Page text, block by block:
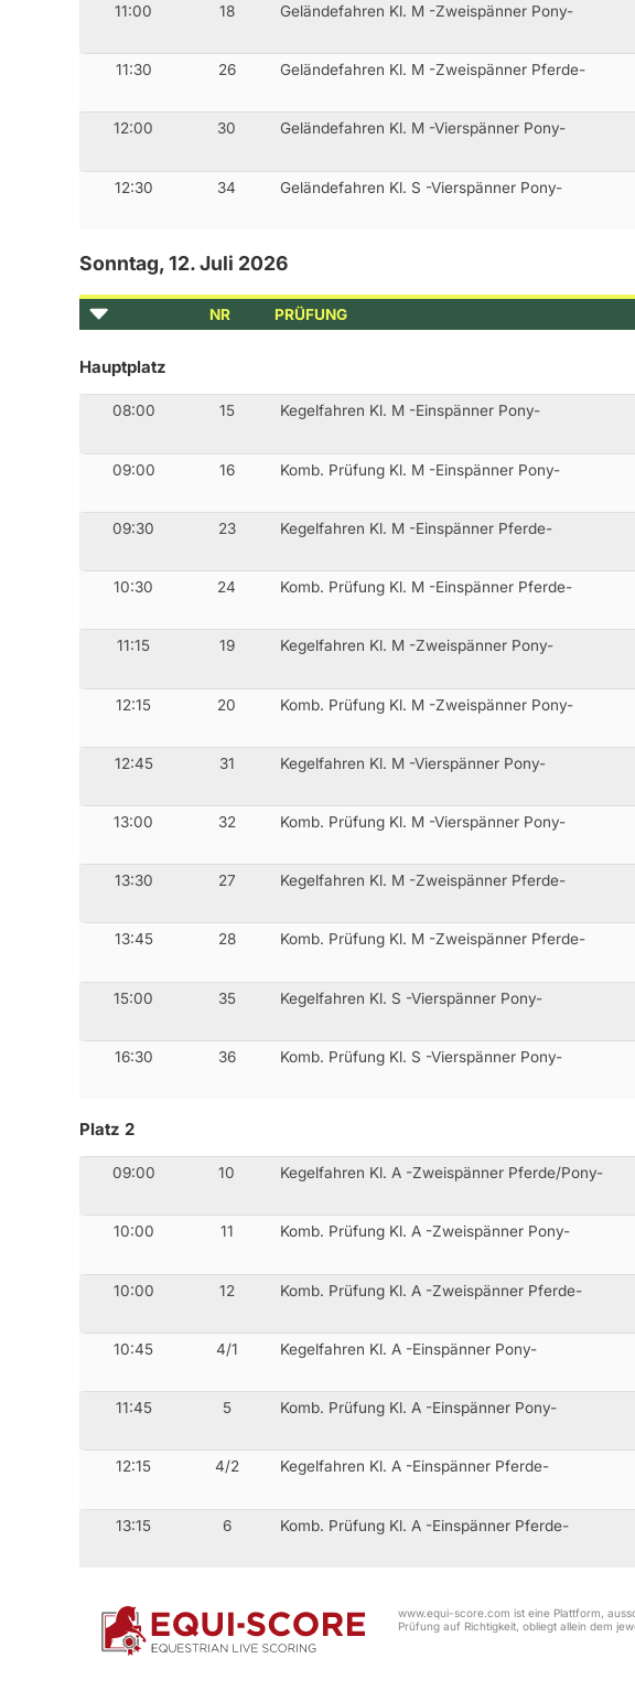
11:00 18 Geländefahren Kl. M -Zweispänner Pony-
11:30 26 Geländefahren Kl. M -Zweispänner Pferde-
12:00 30 Geländefahren Kl. M -Vierspänner Pony-
12:30 34 Geländefahren Kl. S -Vierspänner Pony-
Sonntag, 12. Juli 2026
NR PRÜFUNG
Hauptplatz
08:00 15 Kegelfahren Kl. M -Einspänner Pony-
09:00 16 Komb. Prüfung Kl. M -Einspänner Pony-
09:30 23 Kegelfahren Kl. M -Einspänner Pferde-
10:30 24 Komb. Prüfung Kl. M -Einspänner Pferde-
11:15 19 Kegelfahren Kl. M -Zweispänner Pony-
12:15 20 Komb. Prüfung Kl. M -Zweispänner Pony-
12:45 31 Kegelfahren Kl. M -Vierspänner Pony-
13:00 32 Komb. Prüfung Kl. M -Vierspänner Pony-
13:30 27 Kegelfahren Kl. M -Zweispänner Pferde-
13:45 28 Komb. Prüfung Kl. M -Zweispänner Pferde-
15:00 35 Kegelfahren Kl. S -Vierspänner Pony-
16:30 36 Komb. Prüfung Kl. S -Vierspänner Pony-
Platz 2
09:00 10 Kegelfahren Kl. A -Zweispänner Pferde/Pony-
10:00 11 Komb. Prüfung Kl. A -Zweispänner Pony-
10:00 12 Komb. Prüfung Kl. A -Zweispänner Pferde-
10:45 4/1 Kegelfahren Kl. A -Einspänner Pony-
11:45 5 Komb. Prüfung Kl. A -Einspänner Pony-
12:15 4/2 Kegelfahren Kl. A -Einspänner Pferde-
13:15 6 Komb. Prüfung Kl. A -Einspänner Pferde-
www.equi-score.com ist eine Plattform,
Prüfung auf Richtigkeit, obliegt allein dem